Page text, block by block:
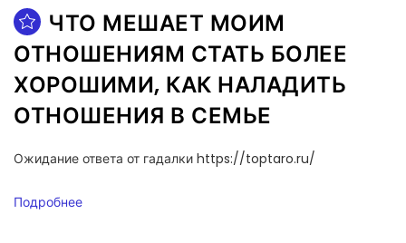
ЧТО МЕШАЕТ МОИМ
ОТНОШЕНИЯМ СТАТЬ БОЛЕЕ
ХОРОШИМИ, КАК НАЛАДИТЬ
ОТНОШЕНИЯ В СЕМЬЕ
Ожидание ответа от гадалки https://toptaro.ru/
Подробнее